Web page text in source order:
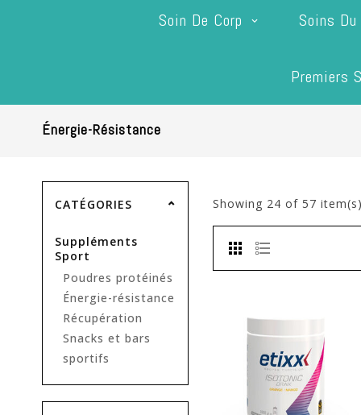
Soin De Corp Soins
Premiers
Énergie-Résistance
CATÉGORIES
Suppléments
Sport
Poudres protéinés
Énergie-résistance
Récupération
Snacks et bars
sportifs
Showing 24 of 57 item(s)